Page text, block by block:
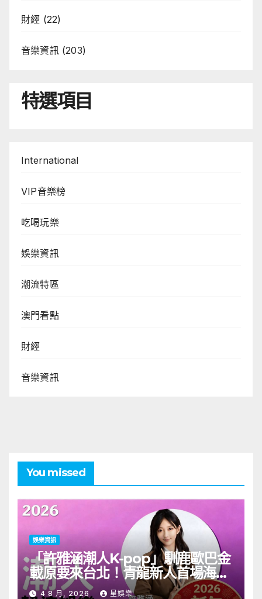
財經 (22)
音樂資訊(203)
特選項目
International
VIP音樂榜
吃喝玩樂
娛樂資訊
潮流特區
澳門看點
財經
音樂資訊
You missed
娛樂資訊
「許雅涵潮人K-pop」馴鹿歐巴金
載原要來台北！青龍新人首場海外
見面會8/9開搶
4 8 月, 2026 星娛樂